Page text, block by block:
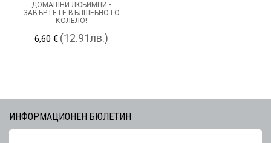
ДОМАШНИ ЛЮБИМЦИ •
ЗАВЪРТЕТЕ ВЪЛШЕБНОТО
КОЛЕЛО!
6,60 € (12.91лв.)
ИНФОРМАЦИОНЕН БЮЛЕТИН